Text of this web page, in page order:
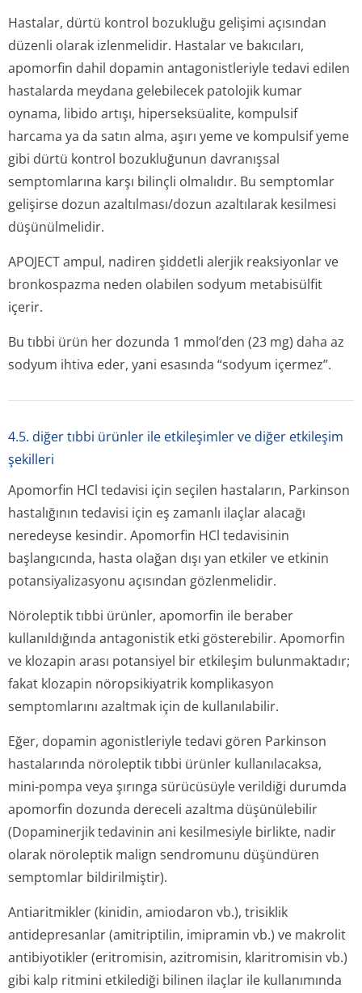
Hastalar, dürtü kontrol bozukluğu gelişimi açısından
düzenli olarak izlenmelidir. Hastalar ve bakıcıları,
apomorfin dahil dopamin antagonistleriyle tedavi edilen
hastalarda meydana gelebilecek patolojik kumar
oynama, libido artışı, hiperseksüalite, kompulsif
harcama ya da satın alma, aşırı yeme ve kompulsif yeme
gibi dürtü kontrol bozukluğunun davranışsal
semptomlarına karşı bilinçli olmalıdır. Bu semptomlar
gelişirse dozun azaltılması/dozun azaltılarak kesilmesi
düşünülmelidir.
APOJECT ampul, nadiren şiddetli alerjik reaksiyonlar ve
bronkospazma neden olabilen sodyum metabisülfit
içerir.
Bu tıbbi ürün her dozunda 1 mmol’den (23 mg) daha az
sodyum ihtiva eder, yani esasında “sodyum içermez”.
4.5. diğer tıbbi ürünler ile etkileşimler ve diğer etkileşim
şekilleri
Apomorfin HCl tedavisi için seçilen hastaların, Parkinson
hastalığının tedavisi için eş zamanlı ilaçlar alacağı
neredeyse kesindir. Apomorfin HCl tedavisinin
başlangıcında, hasta olağan dışı yan etkiler ve etkinin
potansiyalizasyonu açısından gözlenmelidir.
Nöroleptik tıbbi ürünler, apomorfin ile beraber
kullanıldığında antagonistik etki gösterebilir. Apomorfin
ve klozapin arası potansiyel bir etkileşim bulunmaktadır;
fakat klozapin nöropsikiyatrik komplikasyon
semptomlarını azaltmak için de kullanılabilir.
Eğer, dopamin agonistleriyle tedavi gören Parkinson
hastalarında nöroleptik tıbbi ürünler kullanılacaksa,
mini-pompa veya şırınga sürücüsüyle verildiği durumda
apomorfin dozunda dereceli azaltma düşünülebilir
(Dopaminerjik tedavinin ani kesilmesiyle birlikte, nadir
olarak nöroleptik malign sendromunu düşündüren
semptomlar bildirilmiştir).
Antiaritmikler (kinidin, amiodaron vb.), trisiklik
antidepresanlar (amitriptilin, imipramin vb.) ve makrolit
antibiyotikler (eritromisin, azitromisin, klaritromisin vb.)
gibi kalp ritmini etkilediği bilinen ilaçlar ile kullanımında